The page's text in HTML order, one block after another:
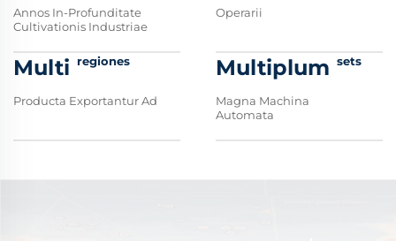
Annos In-Profunditate
Cultivationis Industriae
Operarii
Multi regiones
Producta Exportantur Ad
Multiplum sets
Magna Machina
Automata